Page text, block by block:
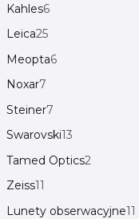
Kahles6
Leica25
Meopta6
Noxar7
Steiner7
Swarovski13
Tamed Optics2
Zeiss11
Lunety obserwacyjne11